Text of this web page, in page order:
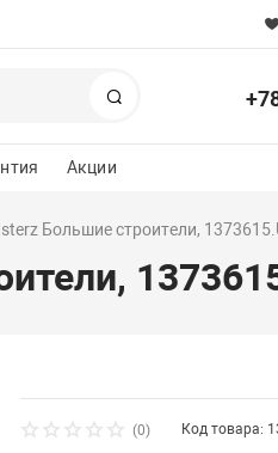
Акции
Большие строители,
(0) Код товара: